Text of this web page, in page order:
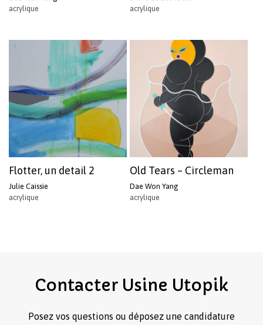
acrylique
acrylique
Flotter, un detail 2
Julie Caissie
acrylique
Old Tears – Circleman
Dae Won Yang
acrylique
Contacter Usine Utopik
Posez vos questions ou déposez une candidature